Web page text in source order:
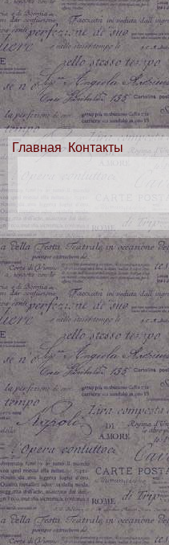
Главная Контакты